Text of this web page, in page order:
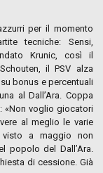
per il momento
tecniche: Sensi,
Krunic, così il
il PSV alza
bonus e percentuali
al Dall’Ara. Coppa
«Non voglio giocatori
al meglio le varie
visto a maggio non
popolo del Dall’Ara.
di cessione. Già